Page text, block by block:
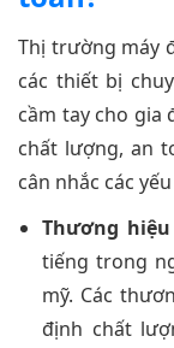
Thị trường máy
các thiết bị
cầm tay cho gia
chất lượng, an
cân nhắc các
Thương
tiếng trong
mỹ. Các
định chất